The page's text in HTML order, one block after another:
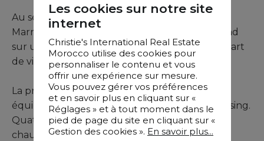
Au sein de la très convoitée Palmeraie de
Marrakech, cette villa de grand standing s’étend
sur un terrain paysagé de 3000 m², offrant un art
de vivre d’exception.
La propriété comprend cinq chambres, toutes
équipées de leur salle de bains et de leur dressing.
Quatre d’entre elles se situent au rez-de-
chaussée, la cinquième en rez-de-jardin.
Les cookies sur notre site
internet
Christie's International Real Estate
Morocco utilise des cookies pour
personnaliser le contenu et vous
offrir une expérience sur mesure.
Vous pouvez gérer vos préférences
et en savoir plus en cliquant sur «
Réglages » et à tout moment dans le
pied de page du site en cliquant sur «
Gestion des cookies ». En savoir plus...